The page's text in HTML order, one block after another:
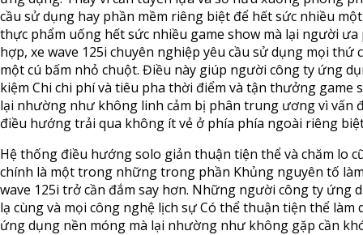
cầu sử dụng hay phần mềm riêng biệt để hết sức nhiều
thực phẩm uống hết sức nhiều game show mà lại người ưa
hợp, xe wave 125i chuyên nghiệp yêu cầu sử dụng mọi thứ
một cú bấm nhỏ chuột. Điều này giúp người công ty ứng
kiệm Chi chi phí và tiêu pha thời điểm và tận thưởng game
lại nhường như không linh cảm bị phân trung ương vì vấn
điều hướng trải qua không ít vẻ ở phía phía ngoài riêng
Hệ thống điều hướng solo giản thuận tiện thể và chăm lo
chính là một trong những trong phần Khủng nguyên tố
wave 125i trở cần đắm say hơn. Những người công ty ứng
lạ cùng và mọi công nghệ lịch sự Có thể thuận tiện thể làm
ứng dụng nền móng mà lại nhường như không gặp cần